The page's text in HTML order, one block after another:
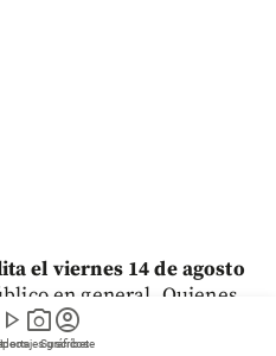
play_arrow photo_camera
gráficos
account_circle
Suscríbete
el viernes 14 de agosto
en general. Quienes
acceso prioritario